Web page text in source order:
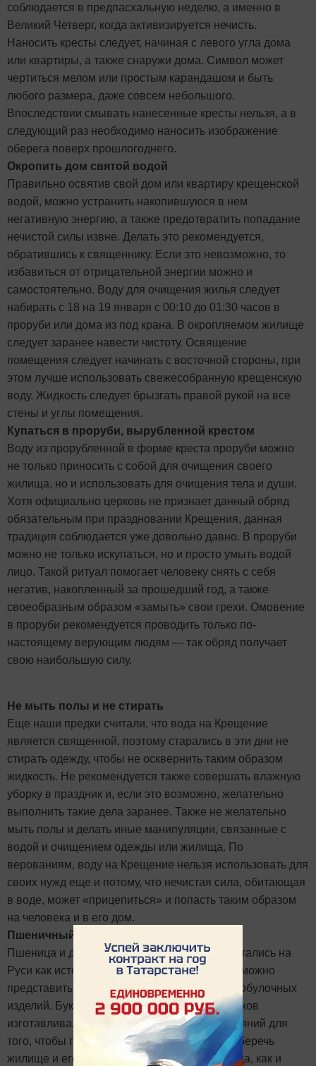
соблюдается в предпасхальную неделю, а именно в
Великий Четверг, когда активизируется нечисть.
Наносить кресты следует, начиная с левого угла дома
или квартиры, а также снаружи дома. Символ может
чертиться мелом или простым карандашом и быть
любого размера, даже совсем небольшого.
Впоследствии смывать нанесенные кресты нельзя, а в
следующий раз необходимо наносить изображение
оберега поверх прошлогоднего.
Окропить дом святой водой
Правильно освятив свой дом или квартиру крещенской
водой, можно устранить накопившуюся в нем
негативную энергию, а также предотвратить попадание
нечистой силы извне. Делать это рекомендуется,
обратившись к священнику. Если это невозможно, то
избавиться от отрицательной энергии можно и
самостоятельно. Воду для очищения жилья следует
набирать с 18 на 19 января с 00:10 до 01:30 часов в
проруби или дома из под крана. В окропляемом жилище
следует заранее навести чистоту. Освящение
помещения следует начинать с восточной стороны, при
этом лучше использовать свежесобранную крещенскую
воду. Жидкость следует брызгать правой рукой на все
стены и углы помещения.
Купаться в проруби, вырубленной крестом
Воду из прорубленной в форме креста проруби можно
не только приносить с собой для очищения своего
жилища, но и использовать для очищения тела и души.
Хотя официально церковь не признает данный обряд
обязательным при праздновании Крещения, данная
традиция соблюдается уже довольно давно. В проруби
можно не только искупаться, но и просто умыть водой
лицо. Такой ритуал помогает человеку снять с себя
негатив, накопленный за прошедший год, а также
своеобразным образом «замыть» свои грехи. Омовение
в проруби рекомендуется проводить только по-
настоящему верующим людям — так обряд получает
свою наибольшую силу.
Не мыть полы и не стирать
Еще наши предки считали, что вода на Крещение
является священной, поэтому старались в эти дни не
стирать одежду, чтобы не осквернить таким образом
жидкость. Не рекомендуется также совершать влажную
уборку в праздник и, если это возможно, желательно
выполнить такие дела заранее. Также не желательно
мыть полы и делать иные манипуляции, связанные с
водой и очищением одежды или жилища. По
верованиям, воду на Крещение нельзя использовать для
своих нужд еще и потому, что нечистая сила, обитающая
в воде, может «прицепиться» и попасть таким образом
на человека и в его дом.
Пшеничный букет
Пшеница и другие виды зерна издавна почитались на
Руси как источник жизни — до сих пор невозможно
представить стол без хлеба или других хлебобулочных
изделий. Букеты и различные обереги из злаков
изготавливали для свадеб, праздничных гуляний для
того, чтобы привлечь в свой дом счастье и уберечь
жилище и его жителей от несчастий. Пшеница, как и